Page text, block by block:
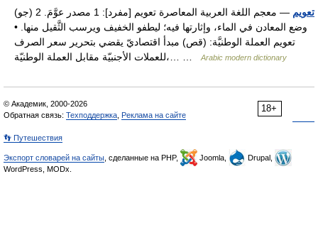
تعويم
— معجم اللغة العربية المعاصرة تعويم [مفرد]: 1 مصدر عوَّمَ. 2 (جو)
وضع المعادن في الماء، وإثارتها فيه؛ ليطفو الخفيف ويرسب الثَّقيل منها. •
تعويم العملة الوطنيَّة: (قص) مبدأ اقتصاديّ يقضي بتحرير سعر الصرف
للعملات الأجنبيّة مقابل العملة الوطنيّة،… …
Arabic modern dictionary
18+
© Академик, 2000-2026
Обратная связь: Техподдержка Реклама на сайте
👣 Путешествия
Экспорт словарей на сайты , сделанные на PHP, Joomla,
Drupal,
WordPress, MODx.